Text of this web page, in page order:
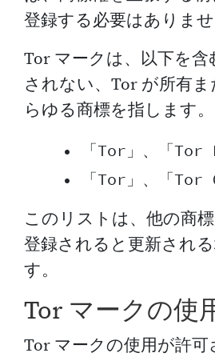
登録する必要はありませ
Tor マークは、以下を含
されない、Tor が所有
らゆる商標を指します。
• 「Tor」、「Tor
このリストは、他の商
登録されると更新され
す。
Tor マークの使
Tor マークの使用が許可